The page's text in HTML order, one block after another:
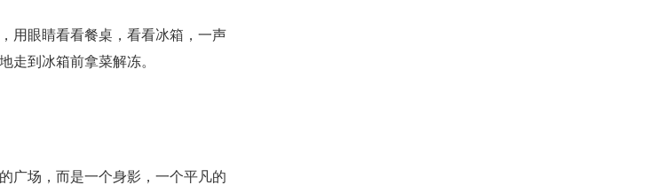
用眼睛看看餐桌，看看冰箱，一声
走到冰箱前拿菜解冻。
广场，而是一个身影，一个平凡的